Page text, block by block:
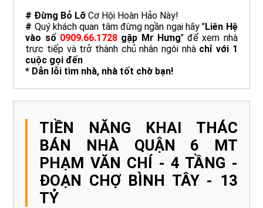
# Đừng Bỏ Lỡ Cơ Hội Hoàn Hảo Này!
# Quý khách quan tâm đừng ngần ngại hãy "Liên Hệ
vào số 0909.66.1728gặp Mr Hưng" để xem nhà
trực tiếp và trở thành chủ nhân ngôi nhà chỉ với 1
cuộc gọi đến
* Dẫn lỗi tìm nhà, nhà tốt chờ bạn!
TIỀN NĂNG KHAI THÁC
BÁN NHÀ QUẬN 6 MT
PHẠM VĂN CHÍ - 4 TẦNG -
ĐOẠN CHỢ BÌNH TÂY - 13
TỶ